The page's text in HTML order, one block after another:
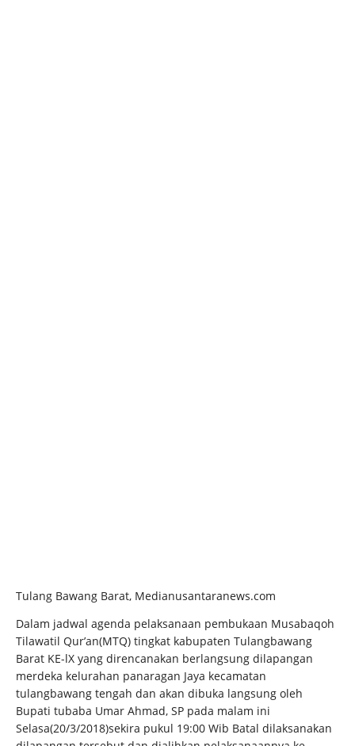
Tulang Bawang Barat, Medianusantaranews.com
Dalam jadwal agenda pelaksanaan pembukaan Musabaqoh
Tilawatil Qur’an(MTQ) tingkat kabupaten Tulangbawang
Barat KE-lX yang direncanakan berlangsung dilapangan
merdeka kelurahan panaragan Jaya kecamatan
tulangbawang tengah dan akan dibuka langsung oleh
Bupati tubaba Umar Ahmad, SP pada malam ini
Selasa(20/3/2018)sekira pukul 19:00 Wib Batal dilaksanakan